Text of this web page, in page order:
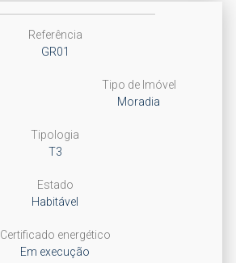
Referência
GR01
Tipo de Imóvel
Moradia
Tipologia
T3
Estado
Habitável
Certificado energético
Em execução